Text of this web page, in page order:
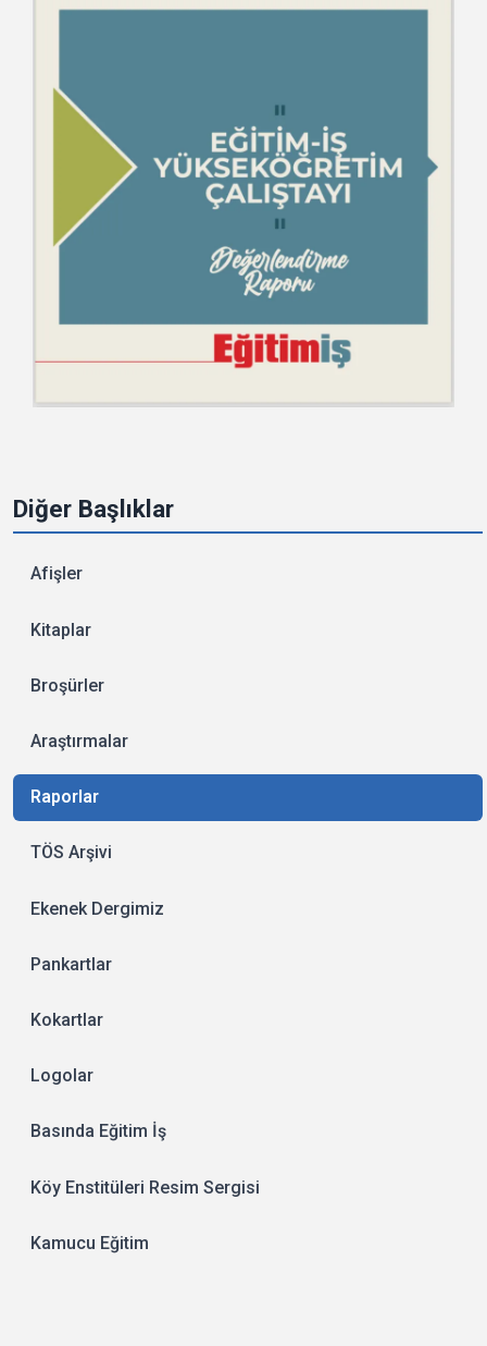
Diğer Başlıklar
Afişler
Kitaplar
Broşürler
Araştırmalar
Raporlar
TÖS Arşivi
Ekenek Dergimiz
Pankartlar
Kokartlar
Logolar
Basında Eğitim İş
Köy Enstitüleri Resim Sergisi
Kamucu Eğitim